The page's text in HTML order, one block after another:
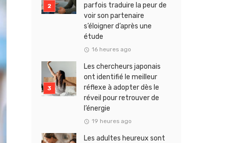
parfois traduire la peur de
voir son partenaire
s’éloigner d’après une
étude
16 heures ago
Les chercheurs japonais
ont identifié le meilleur
réflexe à adopter dès le
réveil pour retrouver de
l’énergie
19 heures ago
Les adultes heureux sont